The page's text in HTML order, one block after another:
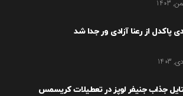
پاکدل از رعنا آزادی ور جدا شد
جذاب جنیفر لوپز در تعطیلات کریسمس